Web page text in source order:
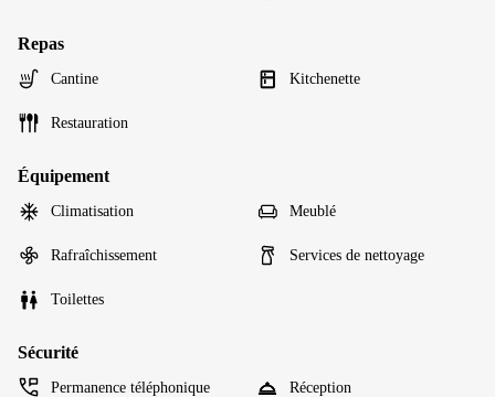
Repas
Cantine Kitchenette
Restauration
Équipement
Climatisation Meublé
Rafraîchissement Services de nettoyage
Toilettes
Sécurité
Permanence téléphonique Réception